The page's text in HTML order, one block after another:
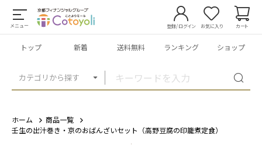
メニュー
カテゴリから探す
登録/ログイン お気に入り カート
トップ 新着 送料無料 ランキング ショップ
ホーム
商品一覧
壬生の出汁巻き・京のおばんざいセット（高野豆腐の印籠煮定食）